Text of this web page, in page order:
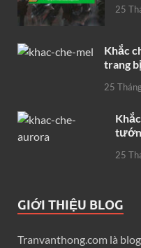
25
Khắc
trang
25
25
GIỚI THIỆU BLOG
Tranvanthong.com là